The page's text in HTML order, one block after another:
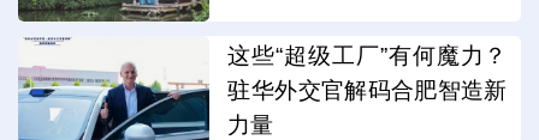
这些“超级工厂”有何魔力？
驻华外交官解码合肥智造新
力量